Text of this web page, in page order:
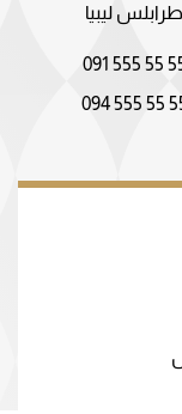
طرابلس ليبيا
091 555 55
094 555 55